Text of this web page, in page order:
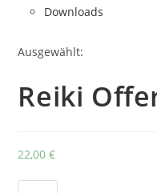
Downloads
Ausgewählt:
Reiki
22,00€